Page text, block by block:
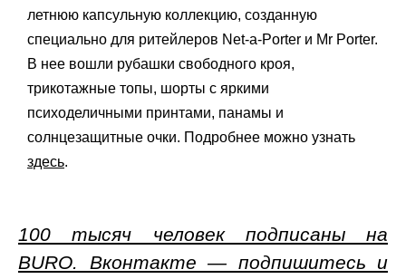
летнюю капсульную коллекцию, созданную
специально для ритейлеров Net-a-Porter и Mr Porter.
В нее вошли рубашки свободного кроя,
трикотажные топы, шорты с яркими
психоделичными принтами, панамы и
солнцезащитные очки. Подробнее можно узнать
здесь.
100 тысяч человек подписаны на
BURO. Вконтакте — подпишитесь и